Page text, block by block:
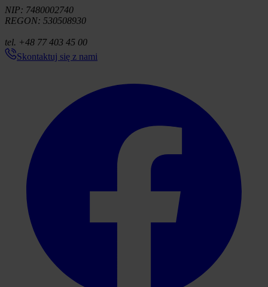
NIP: 7480002740
REGON: 530508930
tel. +48 77 403 45 00
Skontaktuj się z nami